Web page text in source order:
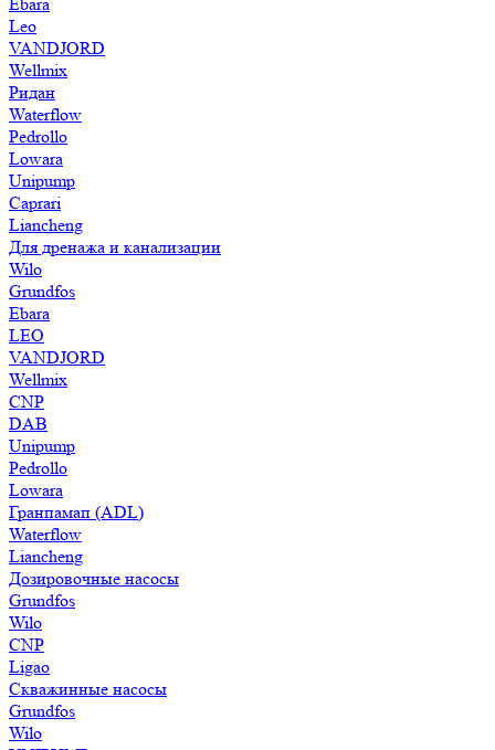
Leo
VANDJORD
Wellmix
Ридан
Waterflow
Pedrollo
Lowara
Unipump
Caprari
Liancheng
Для дренажа и канализации
Wilo
Grundfos
Ebara
LEO
VANDJORD
Wellmix
CNP
DAB
Unipump
Pedrollo
Lowara
Гранпамап (ADL)
Waterflow
Liancheng
Дозировочные насосы
Grundfos
Wilo
CNP
Ligao
Скважинные насосы
Grundfos
Wilo